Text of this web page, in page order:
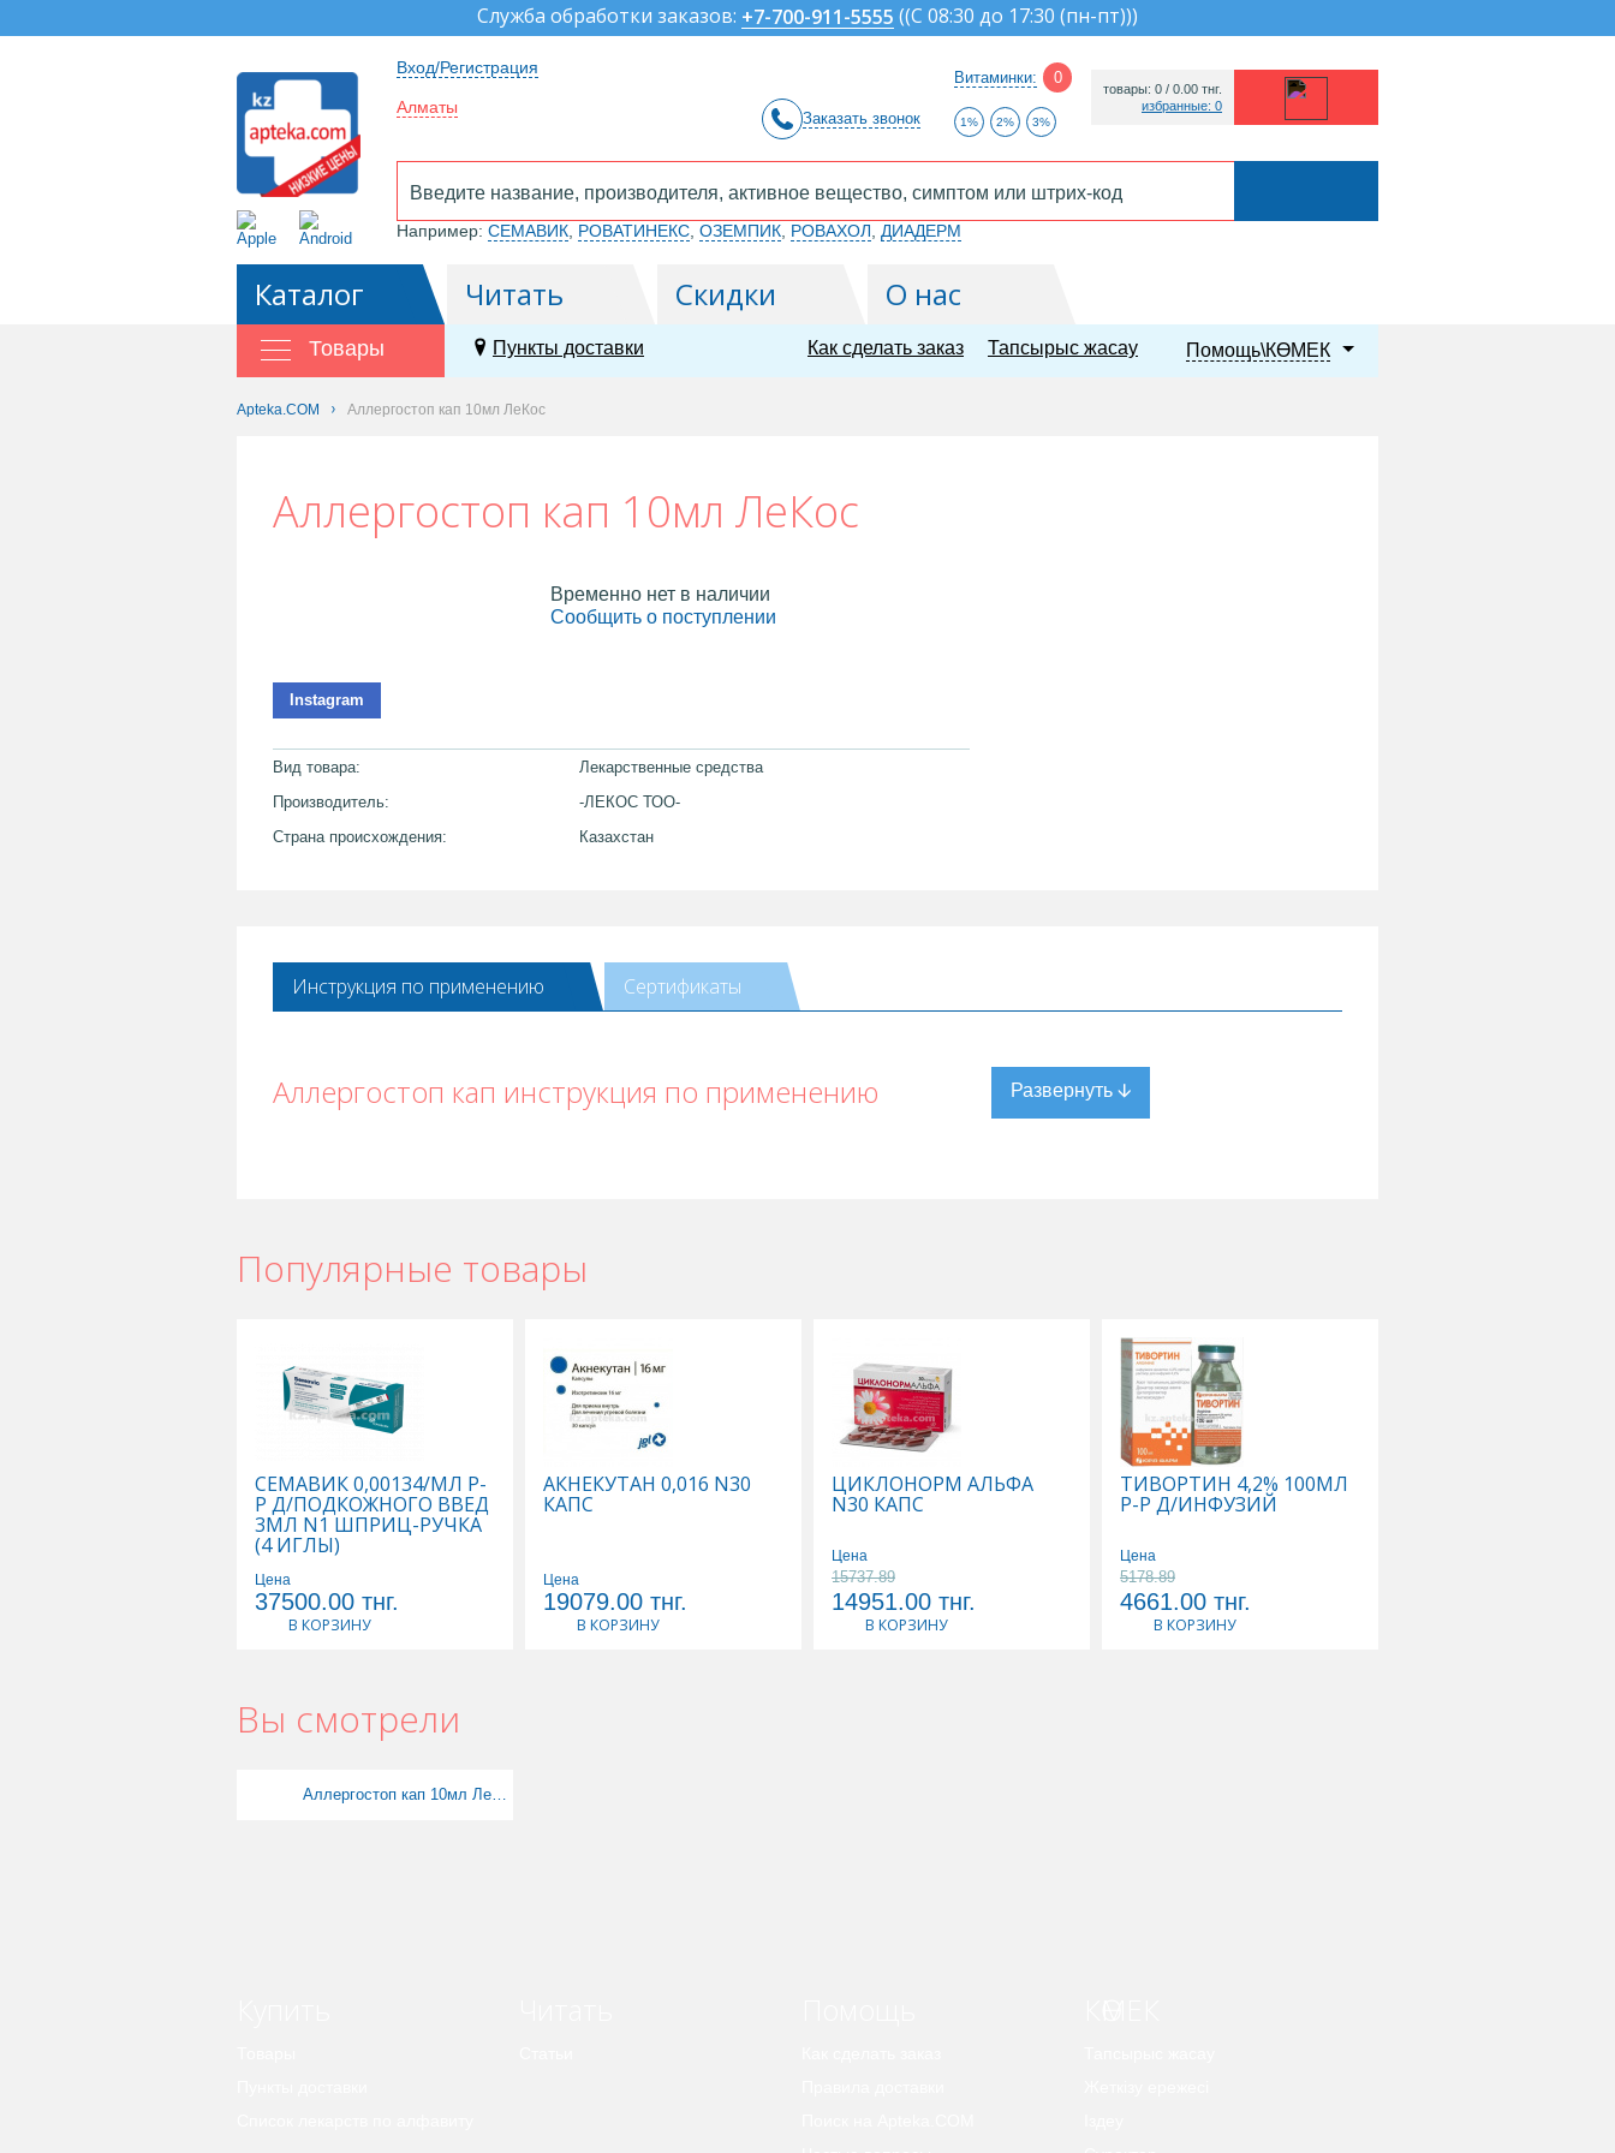
Служба обработки заказов: +7-700-911-5555 ((С 08:30 до 17:30 (пн-пт)))
Вход/Регистрация
Алматы
Заказать звонок
Витаминки: 0
1% 2% 3%
товары: 0 / 0.00 тнг.
избранные: 0
Например: СЕМАВИК РОВАТИНЕКС ОЗЕМПИК РОВАХОЛ ДИАДЕРМ
Каталог Читать Скидки О нас
Товары Пункты доставки Помощь\КӨМЕК
Тапсырыс жасау
Как сделать заказ
Apteka.COM Аллергостоп кап 10мл ЛеКос
Аллергостоп кап 10мл ЛеКос
Временно нет в наличии
Сообщить о поступлении
Instagram
Вид товара:
Лекарственные средства
Производитель:
-ЛЕКОС ТОО-
Страна происхождения:
Казахстан
Инструкция по применению Сертификаты
Аллергостоп кап инструкция по применению
Популярные товары
СЕМАВИК 0,00134/МЛ Р-
Р Д/ПОДКОЖНОГО ВВЕД
3МЛ N1 ШПРИЦ-РУЧКА
(4 ИГЛЫ)
Цена
37500.00 тнг.
В КОРЗИНУ
АКНЕКУТАН 0,016 N30
КАПС
Цена
19079.00 тнг.
В КОРЗИНУ
ЦИКЛОНОРМ АЛЬФА
N30 КАПС
Цена
15737.89
14951.00 тнг.
В КОРЗИНУ
ТИВОРТИН 4,2% 100МЛ
Р-Р Д/ИНФУЗИЙ
Цена
5178.89
4661.00 тнг.
В КОРЗИНУ
Вы смотрели